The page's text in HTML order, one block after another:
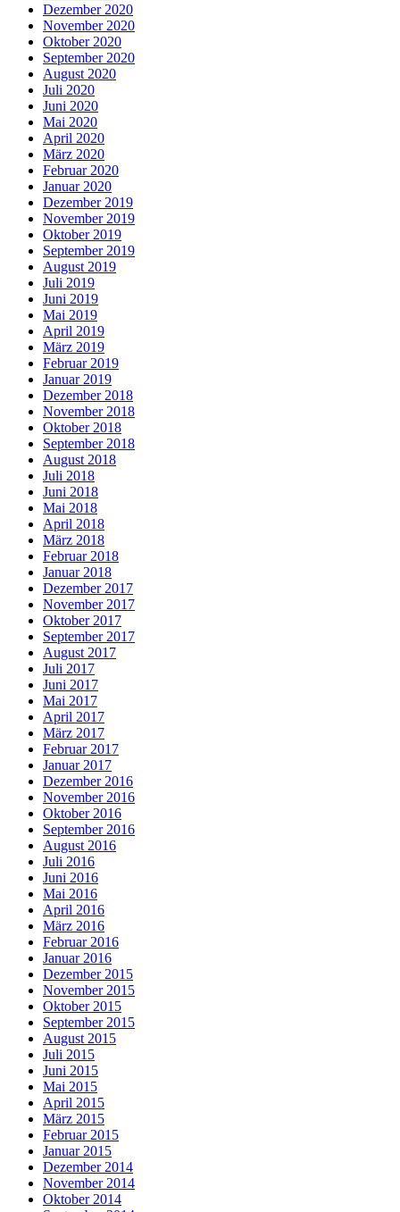
Dezember 2020
November 2020
Oktober 2020
September 2020
August 2020
Juli 2020
Juni 2020
Mai 2020
April 2020
März 2020
Februar 2020
Januar 2020
Dezember 2019
November 2019
Oktober 2019
September 2019
August 2019
Juli 2019
Juni 2019
Mai 2019
April 2019
März 2019
Februar 2019
Januar 2019
Dezember 2018
November 2018
Oktober 2018
September 2018
August 2018
Juli 2018
Juni 2018
Mai 2018
April 2018
März 2018
Februar 2018
Januar 2018
Dezember 2017
November 2017
Oktober 2017
September 2017
August 2017
Juli 2017
Juni 2017
Mai 2017
April 2017
März 2017
Februar 2017
Januar 2017
Dezember 2016
November 2016
Oktober 2016
September 2016
August 2016
Juli 2016
Juni 2016
Mai 2016
April 2016
März 2016
Februar 2016
Januar 2016
Dezember 2015
November 2015
Oktober 2015
September 2015
August 2015
Juli 2015
Juni 2015
Mai 2015
April 2015
März 2015
Februar 2015
Januar 2015
Dezember 2014
November 2014
Oktober 2014